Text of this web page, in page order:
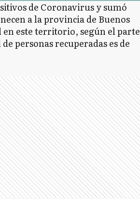
de Coronavirus y sumó
a la provincia de Buenos
en este territorio, según el parte
personas recuperadas es de